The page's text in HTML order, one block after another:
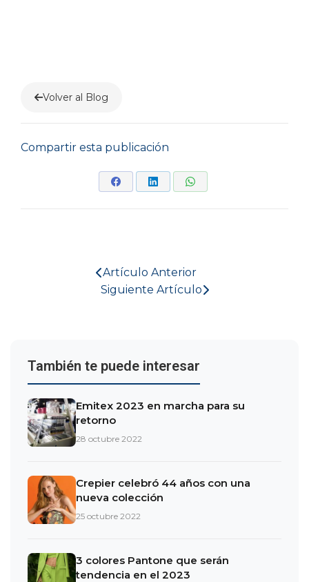
Volver al Blog
Compartir esta publicación
Artículo Anterior
Siguiente Artículo
También te puede interesar
Emitex 2023 en marcha para su
retorno
28 octubre 2022
Crepier celebró 44 años con una
nueva colección
25 octubre 2022
3 colores Pantone que serán
tendencia en el 2023